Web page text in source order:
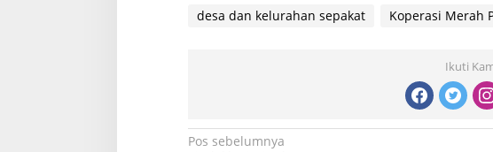
desa dan kelurahan sepakat Koperasi Merah
Ikuti
Navigasi
Pos sebelumnya